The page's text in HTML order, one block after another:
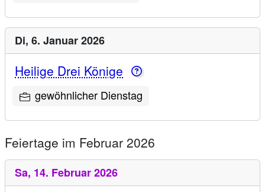
Di, 6. Januar 2026
Heilige Drei Könige
gewöhnlicher Dienstag
Feiertage im Februar 2026
Sa, 14. Februar 2026